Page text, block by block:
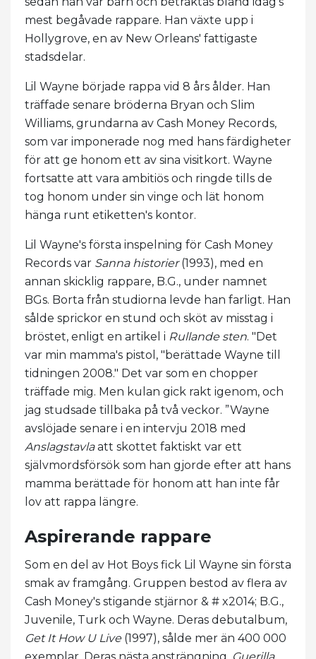
mest begåvade rappare. Han växte upp i
Hollygrove, en av New Orleans' fattigaste
stadsdelar.
Lil Wayne började rappa vid 8 års ålder. Han
träffade senare bröderna Bryan och Slim
Williams, grundarna av Cash Money Records,
som var imponerade nog med hans färdigheter
för att ge honom ett av sina visitkort. Wayne
fortsatte att vara ambitiös och ringde tills de
tog honom under sin vinge och lät honom
hänga runt etiketten's kontor.
Lil Wayne's första inspelning för Cash Money
Records var Sanna historier(1993), med en
annan skicklig rappare, B.G., under namnet
BGs. Borta från studiorna levde han farligt. Han
sålde sprickor en stund och sköt av misstag i
bröstet, enligt en artikel i Rullande sten. "Det
var min mamma's pistol, "berättade Wayne till
tidningen 2008." Det var som en chopper
träffade mig. Men kulan gick rakt igenom, och
jag studsade tillbaka på två veckor. ”Wayne
avslöjade senare i en intervju 2018 med
Anslagstavlaatt skottet faktiskt var ett
självmordsförsök som han gjorde efter att hans
mamma berättade för honom att han inte får
lov att rappa längre.
Aspirerande rappare
Som en del av Hot Boys fick Lil Wayne sin första
smak av framgång. Gruppen bestod av flera av
Cash Money's stigande stjärnor & # x2014; B.G.,
Juvenile, Turk och Wayne. Deras debutalbum,
Get It How U Live(1997), sålde mer än 400 000